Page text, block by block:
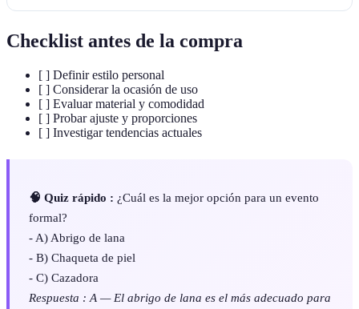
Checklist antes de la compra
[ ] Definir estilo personal
[ ] Considerar la ocasión de uso
[ ] Evaluar material y comodidad
[ ] Probar ajuste y proporciones
[ ] Investigar tendencias actuales
🧠 Quiz rápido : ¿Cuál es la mejor opción para un evento
formal?
- A) Abrigo de lana
- B) Chaqueta de piel
- C) Cazadora
Respuesta : A — El abrigo de lana es el más adecuado para